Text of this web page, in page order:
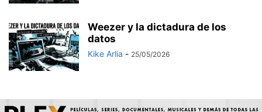
Weezer y la dictadura de los
datos
Kike Arlia - 25/05/2026